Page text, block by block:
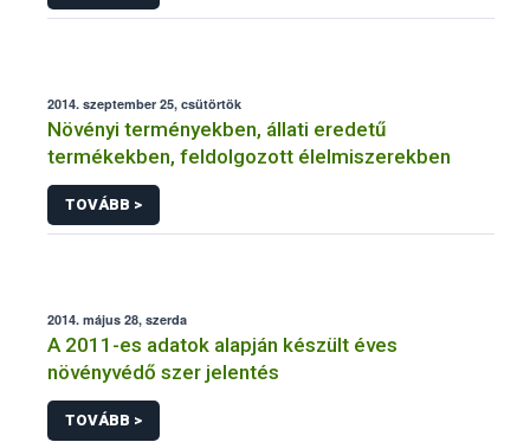
2014. szeptember 25, csütörtök
Növényi terményekben, állati eredetű
termékekben, feldolgozott élelmiszerekben
TOVÁBB >
2014. május 28, szerda
A 2011-es adatok alapján készült éves
növényvédő szer jelentés
TOVÁBB >